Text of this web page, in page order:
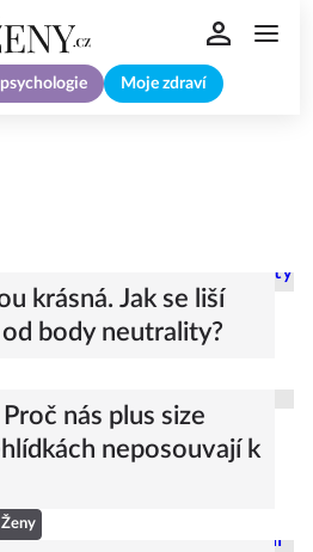
Moje zdraví
krásná. Jak se liší
body neutrality?
nás plus size
neposouvají k
Ženy